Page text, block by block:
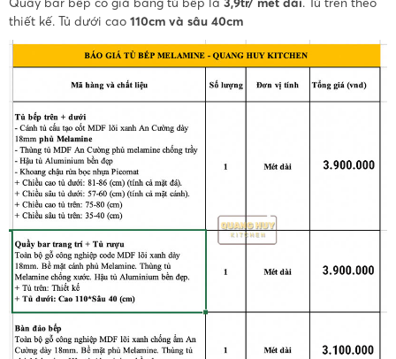
thiết kế. Tủ dưới cao 110cm và sâu 40cm